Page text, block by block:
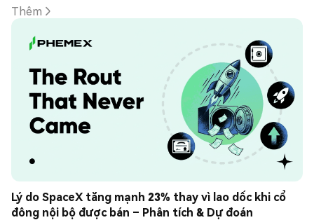
Thêm
Lý do SpaceX tăng mạnh 23% thay vì lao dốc khi cổ
đông nội bộ được bán – Phân tích & Dự đoán